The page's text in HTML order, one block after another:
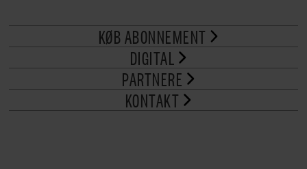
KØB ABONNEMENT
DIGITAL
PARTNERE
KONTAKT